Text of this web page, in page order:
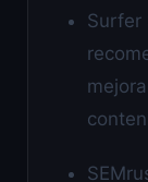
Surfer